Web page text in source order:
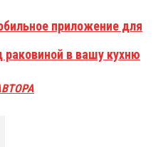
приложение для
раковиной в вашу кухню